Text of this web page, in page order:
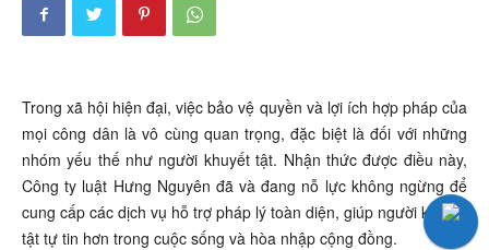
Trong xã hội hiện đại, việc bảo vệ quyền và lợi ích hợp pháp của
mọi công dân là vô cùng quan trọng, đặc biệt là đối với những
nhóm yếu thế như người khuyết tật. Nhận thức được điều này,
Công ty luật Hưng Nguyên đã và đang nỗ lực không ngừng để
cung cấp các dịch vụ hỗ trợ pháp lý toàn diện, giúp người khuyết
tật tự tin hơn trong cuộc sống và hòa nhập cộng đồng.